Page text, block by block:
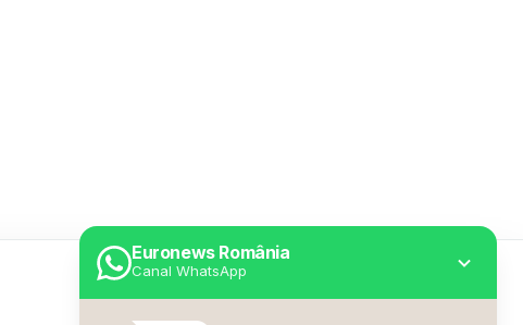
Euronews România
Canal WhatsApp